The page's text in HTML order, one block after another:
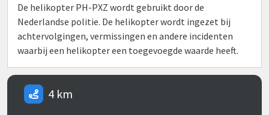
De helikopter PH-PXZ wordt gebruikt door de
Nederlandse politie. De helikopter wordt ingezet bij
achtervolgingen, vermissingen en andere incidenten
waarbij een helikopter een toegevoegde waarde heeft.
4 km